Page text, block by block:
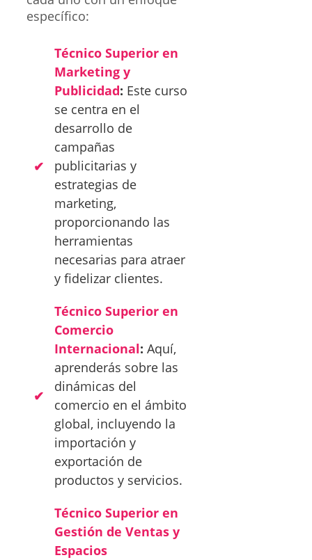
específico:
Técnico Superior en
Marketing y
Publicidad: Este curso
se centra en el
desarrollo de
campañas
publicitarias y
estrategias de
marketing,
proporcionando las
herramientas
necesarias para atraer
y fidelizar clientes.
Técnico Superior en
Comercio
Internacional: Aquí,
aprenderás sobre las
dinámicas del
comercio en el ámbito
global, incluyendo la
importación y
exportación de
productos y servicios.
Técnico Superior en
Gestión de Ventas y
Espacios